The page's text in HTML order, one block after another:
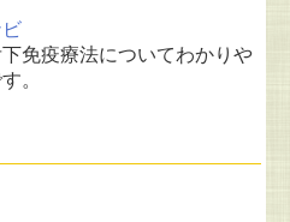
免疫療法についてわかりや
。